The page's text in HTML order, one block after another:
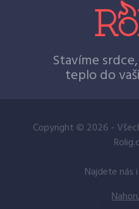
Stavíme
teplo do
Copyright © 2026 -
Najdete nás